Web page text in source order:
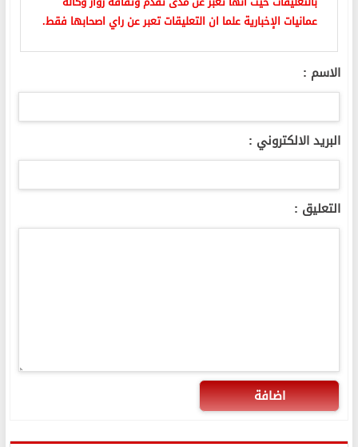
عمانيات الإخبارية علما ان التعليقات تعبر عن راي اصحابها فقط.
الاسم :
البريد الالكتروني :
التعليق :
اضافة